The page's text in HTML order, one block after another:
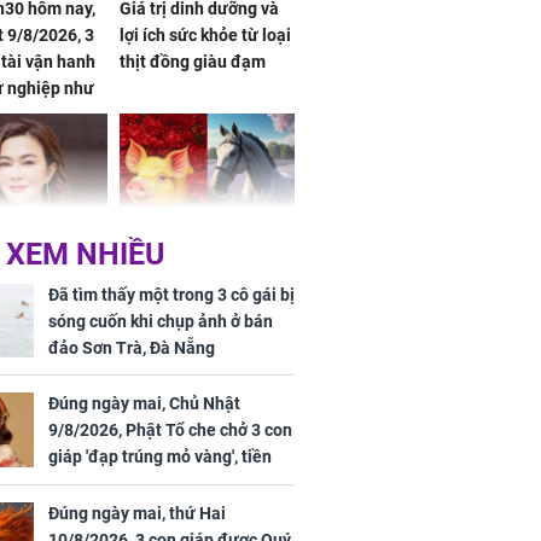
hôm nay,
9/8/2026, 3
vận hanh
nghiệp như
Rồng', vét
trong thiên
Giá trị dinh dưỡng và
lợi ích sức khỏe từ loại
thịt đồng giàu đạm
nhân Hồng
Chi Lâm
tin yêu trai
tuổi
Tử vi tuần mới (từ 10
đến 16/8/2026), 3 con
giáp mưa thuận gió
hòa, tiền về như nước,
bạc vàng dư dả, Phú
Quý Vinh Hoa, vận
trình khai sáng
vé,
vượt 8.600
NHIỀU
Đã tìm thấy một trong 3 cô gái bị
sóng cuốn khi chụp ảnh ở bán
đảo Sơn Trà, Đà Nẵng
Đúng ngày mai, Chủ Nhật
9/8/2026, Phật Tổ che chở 3 con
giáp 'đạp trúng mỏ vàng', tiền
bạc nhiều như lá sung, sự
nghiệp vượng phát
Đúng ngày mai, thứ Hai